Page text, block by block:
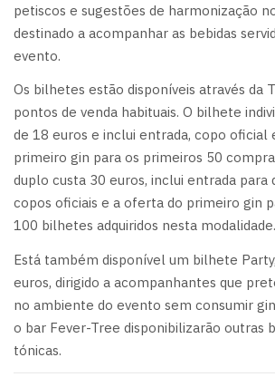
petiscos e sugestões de harmonização
destinado a acompanhar as bebidas
evento.
Os bilhetes estão disponíveis através da
pontos de venda habituais. O bilhete
de 18 euros e inclui entrada, copo oficial
primeiro gin para os primeiros 50
duplo custa 30 euros, inclui entrada para
copos oficiais e a oferta do primeiro gin
100 bilhetes adquiridos nesta modalidade.
Está também disponível um bilhete
euros, dirigido a acompanhantes que
no ambiente do evento sem consumir
o bar Fever-Tree disponibilizarão outras
tónicas.